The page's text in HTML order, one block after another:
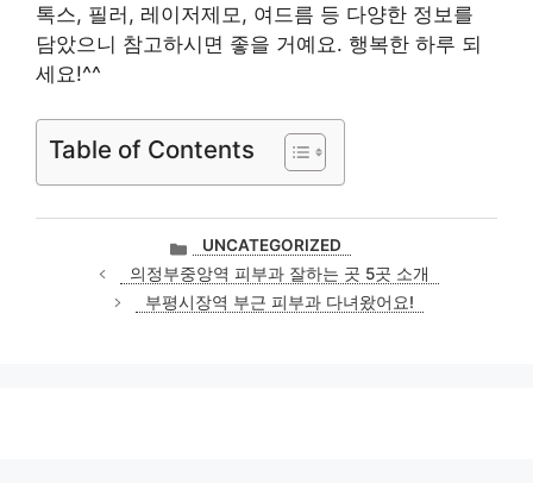
톡스, 필러, 레이저제모, 여드름 등 다양한 정보를
담았으니 참고하시면 좋을 거예요. 행복한 하루 되
세요!^^
Table of Contents
카
테
고
리
UNCATEGORIZED
의정부중앙역 피부과 잘하는 곳 5곳 소개
부평시장역 부근 피부과 다녀왔어요!